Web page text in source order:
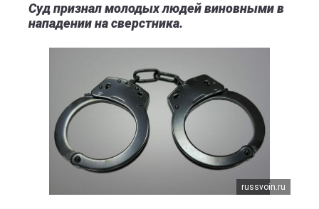
Суд признал молодых людей виновными в
нападении на сверстника.
russvoin.ru